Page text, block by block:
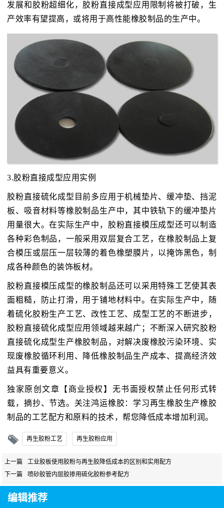
发展和胶粉超细化，胶粉直接成型应用限制将被打破，生
产效率有望提高，或将用于高性能橡胶制品的生产中。
3.胶粉直接成型应用实例
胶粉直接硫化成型目前多应用于机械垫片、缓冲垫、挡泥
板、吸音材料等橡胶制品生产中，其中铁轨下的缓冲垫片
用量很大。在实际生产中，胶粉直接模压成型还可以制造
各种彩色制品，一般采用双层复合工艺，在橡胶制品上复
合模压或层压一层较薄的着色橡塑膜片，以掩饰黑色，制
成各种颜色的装饰板材。
胶粉直接模压成型的橡胶制品还可以采用特殊工艺使其表
面粗糙，防止打滑，用于铺地材料中。在实际生产中，随
着硫化胶粉生产工艺、改性工艺、成型工艺的不断进步，
胶粉直接硫化成型应用领域越来越广；不断深入研究胶粉
直接硫化成型生产橡胶制品，对解决废橡胶污染环境、实
现废橡胶循环利用、降低橡胶制品生产成本、提高经济效
益具有重要意义。
独家原创文章【商业授权】无书面授权禁止任何形式转
载，摘抄、节选。关注鸿运橡胶：学习再生橡胶生产橡胶
制品的工艺配方和原料的技术，帮您降低成本增加利润。
再生胶粉工艺 再生胶粉应用
上一篇
工业胶板使用胶粉与再生胶降低成本的区别和实用配方
下一篇
喷砂胶管内层胶掺用硫化胶粉参考配方
编辑推荐